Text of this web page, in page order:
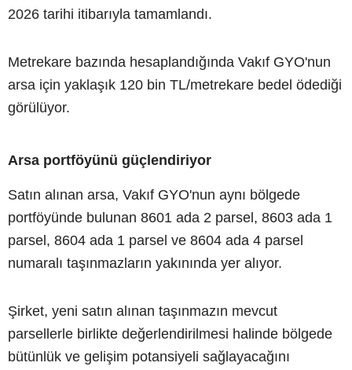
2026 tarihi itibarıyla tamamlandı.
Metrekare bazında hesaplandığında Vakıf GYO'nun
arsa için yaklaşık 120 bin TL/metrekare bedel ödediği
görülüyor.
Arsa portföyünü güçlendiriyor
Satın alınan arsa, Vakıf GYO'nun aynı bölgede
portföyünde bulunan 8601 ada 2 parsel, 8603 ada 1
parsel, 8604 ada 1 parsel ve 8604 ada 4 parsel
numaralı taşınmazların yakınında yer alıyor.
Şirket, yeni satın alınan taşınmazın mevcut
parsellerle birlikte değerlendirilmesi halinde bölgede
bütünlük ve gelişim potansiyeli sağlayacağını